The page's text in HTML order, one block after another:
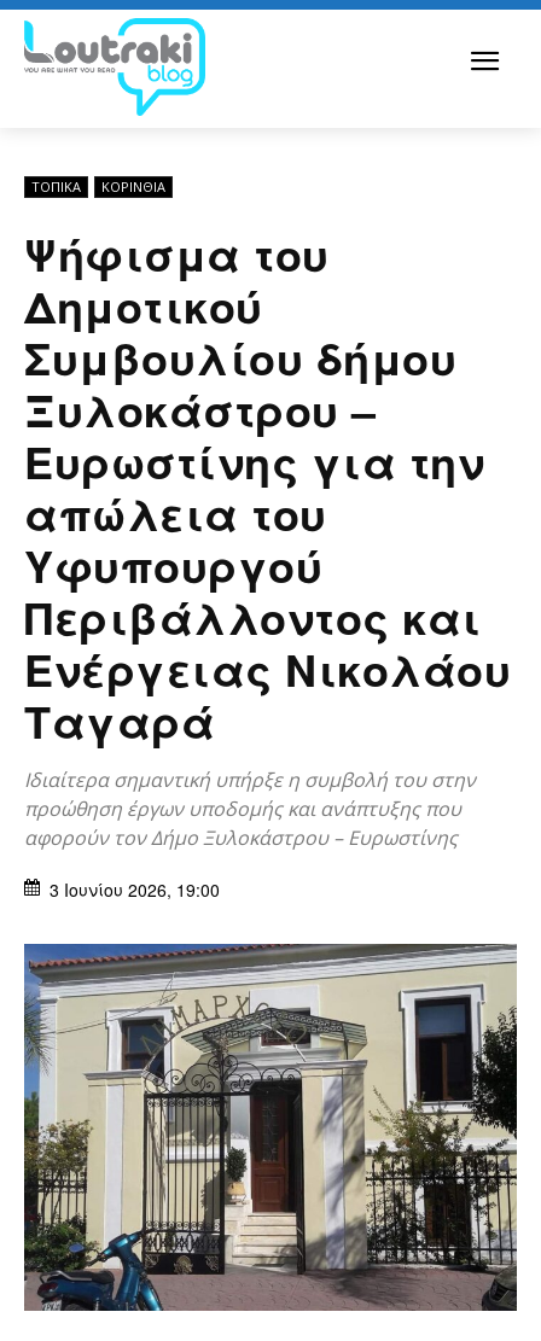
ΤΟΠΙΚΑ ΚΟΡΙΝΘΊΑ
Ψήφισμα του
Δημοτικού
Συμβουλίου δήμου
Ξυλοκάστρου –
Ευρωστίνης για την
απώλεια του
Υφυπουργού
Περιβάλλοντος και
Ενέργειας Νικολάου
Ταγαρά
Ιδιαίτερα σημαντική υπήρξε η συμβολή του στην
προώθηση έργων υποδομής και ανάπτυξης που
αφορούν τον Δήμο Ξυλοκάστρου – Ευρωστίνης
3 Ιουνίου 2026, 19:00